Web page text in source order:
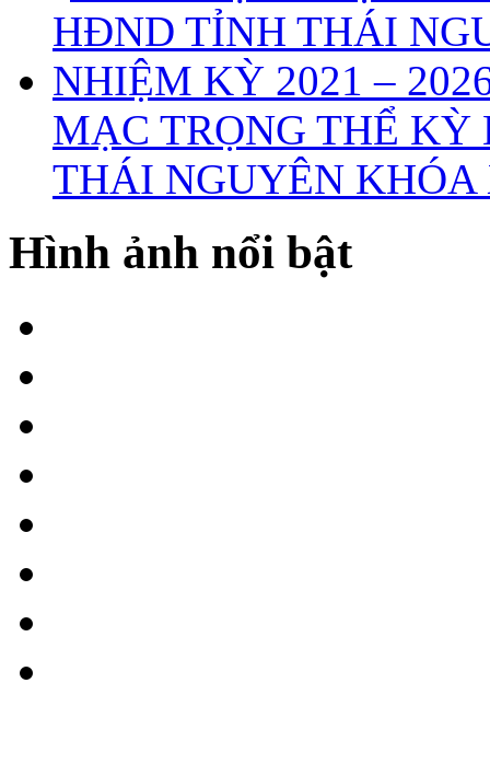
MẠC TRỌNG THỂ
THÁI NGUYÊN KHÓA
Hình ảnh nổi bật